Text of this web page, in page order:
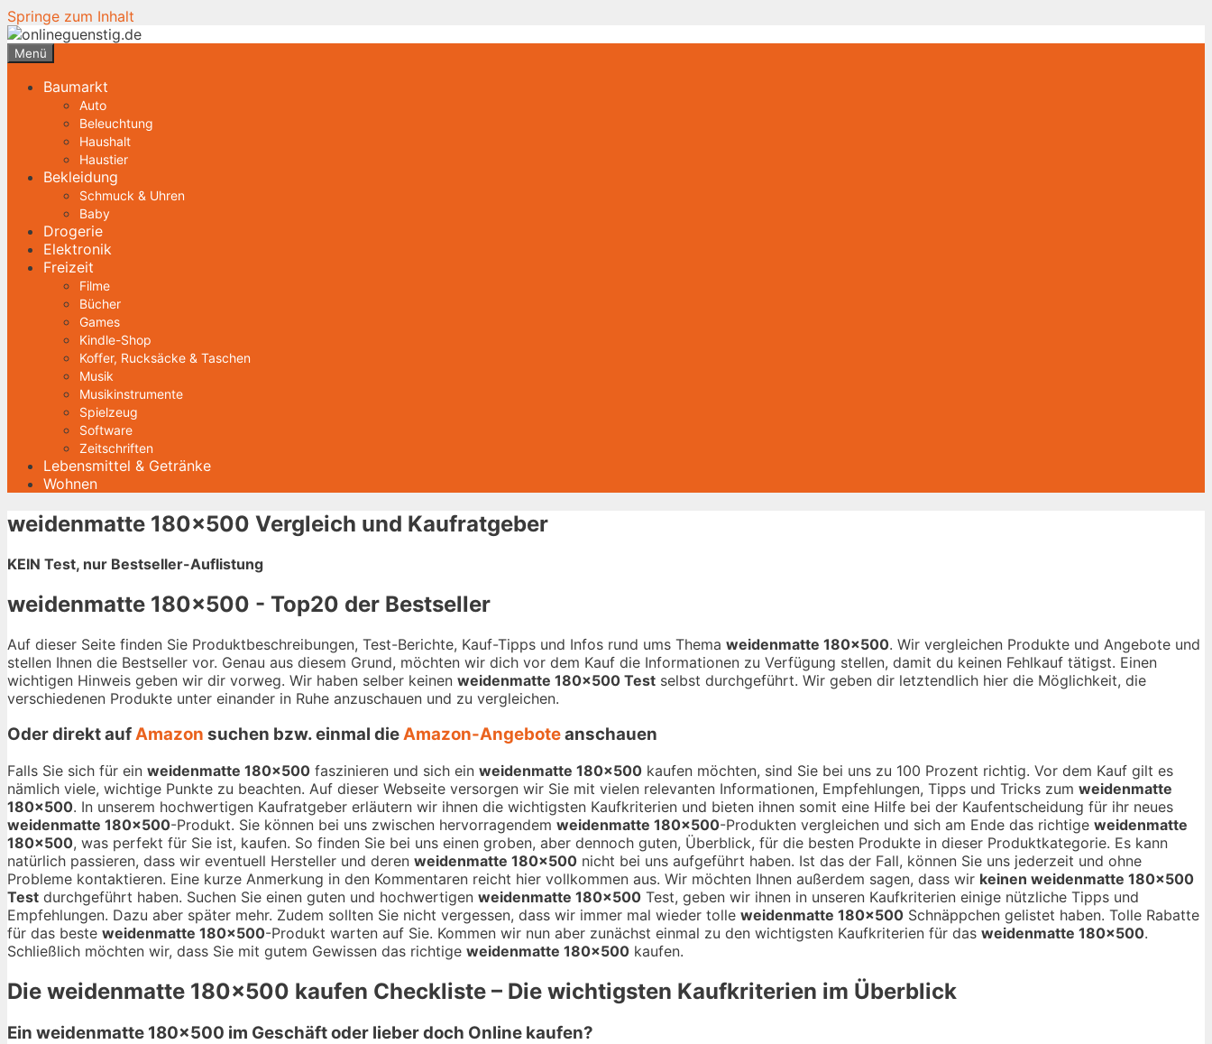
Springe zum Inhalt
Menü
Baumarkt
Auto
Beleuchtung
Haushalt
Haustier
Bekleidung
Schmuck & Uhren
Baby
Drogerie
Elektronik
Freizeit
Filme
Bücher
Games
Kindle-Shop
Koffer, Rucksäcke & Taschen
Musik
Musikinstrumente
Spielzeug
Software
Zeitschriften
Lebensmittel & Getränke
Wohnen
weidenmatte 180×500 Vergleich und Kaufratgeber
KEIN Test, nur Bestseller-Auflistung
weidenmatte 180×500 - Top20 der Bestseller
Auf dieser Seite finden Sie Produktbeschreibungen, Test-Berichte, Kauf-Tipps und Infos rund ums Thema weidenmatte 180×500. Wir vergleichen Produkte und Angebote und
stellen Ihnen die Bestseller vor. Genau aus diesem Grund, möchten wir dich vor dem Kauf die Informationen zu Verfügung stellen, damit du keinen Fehlkauf tätigst. Einen
wichtigen Hinweis geben wir dir vorweg. Wir haben selber keinen weidenmatte 180×500 Test selbst durchgeführt. Wir geben dir letztendlich hier die Möglichkeit, die
verschiedenen Produkte unter einander in Ruhe anzuschauen und zu vergleichen.
Oder direkt aufAmazon suchen bzw. einmal dieAmazon-Angeboteanschauen
Falls Sie sich für ein weidenmatte 180×500 faszinieren und sich ein weidenmatte 180×500 kaufen möchten, sind Sie bei uns zu 100 Prozent richtig. Vor dem Kauf gilt es
nämlich viele, wichtige Punkte zu beachten. Auf dieser Webseite versorgen wir Sie mit vielen relevanten Informationen, Empfehlungen, Tipps und Tricks zum weidenmatte
180×500. In unserem hochwertigen Kaufratgeber erläutern wir ihnen die wichtigsten Kaufkriterien und bieten ihnen somit eine Hilfe bei der Kaufentscheidung für ihr neues
weidenmatte 180×500-Produkt. Sie können bei uns zwischen hervorragendem weidenmatte 180×500-Produkten vergleichen und sich am Ende das richtige weidenmatte
180×500, was perfekt für Sie ist, kaufen. So finden Sie bei uns einen groben, aber dennoch guten, Überblick, für die besten Produkte in dieser Produktkategorie. Es kann
natürlich passieren, dass wir eventuell Hersteller und deren weidenmatte 180×500 nicht bei uns aufgeführt haben. Ist das der Fall, können Sie uns jederzeit und ohne
Probleme kontaktieren. Eine kurze Anmerkung in den Kommentaren reicht hier vollkommen aus. Wir möchten Ihnen außerdem sagen, dass wir keinen weidenmatte 180×500
Test durchgeführt haben. Suchen Sie einen guten und hochwertigen weidenmatte 180×500 Test, geben wir ihnen in unseren Kaufkriterien einige nützliche Tipps und
Empfehlungen. Dazu aber später mehr. Zudem sollten Sie nicht vergessen, dass wir immer mal wieder tolle weidenmatte 180×500 Schnäppchen gelistet haben. Tolle Rabatte
für das beste weidenmatte 180×500-Produkt warten auf Sie. Kommen wir nun aber zunächst einmal zu den wichtigsten Kaufkriterien für das weidenmatte 180×500.
Schließlich möchten wir, dass Sie mit gutem Gewissen das richtige weidenmatte 180×500 kaufen.
Die weidenmatte 180×500 kaufen Checkliste – Die wichtigsten Kaufkriterien im Überblick
Ein weidenmatte 180×500 im Geschäft oder lieber doch Online kaufen?